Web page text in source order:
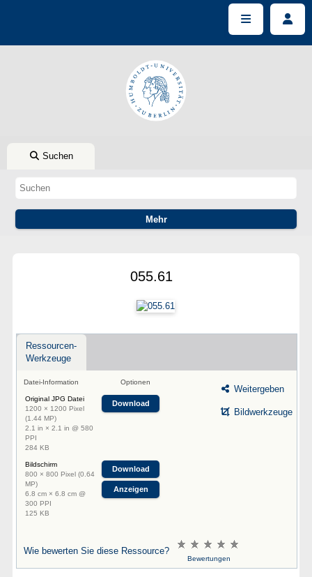
Suchen
055.61
Ressourcen-
Werkzeuge
Datei-Information Optionen
Original JPG Datei
1200 × 1200 Pixel
(1.44 MP)
2.1 in × 2.1 in @ 580
PPI
284 KB
Download
Bildschirm
800 × 800 Pixel (0.64
MP)
6.8 cm × 6.8 cm @
300 PPI
125 KB
Download
Anzeigen
Weitergeben
Bildwerkzeuge
Wie bewerten Sie diese Ressource?
Bewertungen